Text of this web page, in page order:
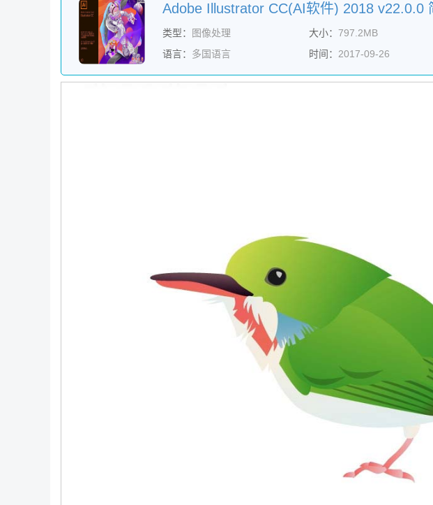
类型： 图像处理 大小： 797.2MB
语言： 多国语言 时间： 2017-09-26